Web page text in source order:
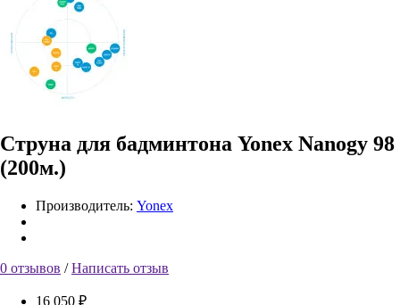
Струна для бадминтона Yonex Nanogy 98
(200м.)
Производитель: Yonex
0 отзывов /Написать отзыв
16 050 ₽